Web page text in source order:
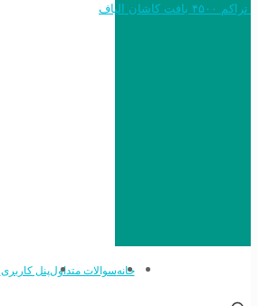
خرید به قیمت فرش ماشینی ۱۵۰۰ شانه تراکم ۴۵۰۰ بافت کاشان الیاف
خانهسوالات متداولپنل کاربری